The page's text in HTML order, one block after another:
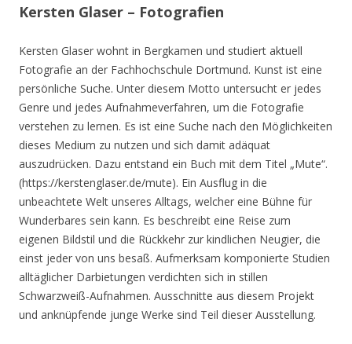
Kersten Glaser – Fotografien
Kersten Glaser wohnt in Bergkamen und studiert aktuell
Fotografie an der Fachhochschule Dortmund. Kunst ist eine
persönliche Suche. Unter diesem Motto untersucht er jedes
Genre und jedes Aufnahmeverfahren, um die Fotografie
verstehen zu lernen. Es ist eine Suche nach den Möglichkeiten
dieses Medium zu nutzen und sich damit adäquat
auszudrücken. Dazu entstand ein Buch mit dem Titel „Mute“.
(https://kerstenglaser.de/mute). Ein Ausflug in die
unbeachtete Welt unseres Alltags, welcher eine Bühne für
Wunderbares sein kann. Es beschreibt eine Reise zum
eigenen Bildstil und die Rückkehr zur kindlichen Neugier, die
einst jeder von uns besaß. Aufmerksam komponierte Studien
alltäglicher Darbietungen verdichten sich in stillen
Schwarzweiß-Aufnahmen. Ausschnitte aus diesem Projekt
und anknüpfende junge Werke sind Teil dieser Ausstellung.